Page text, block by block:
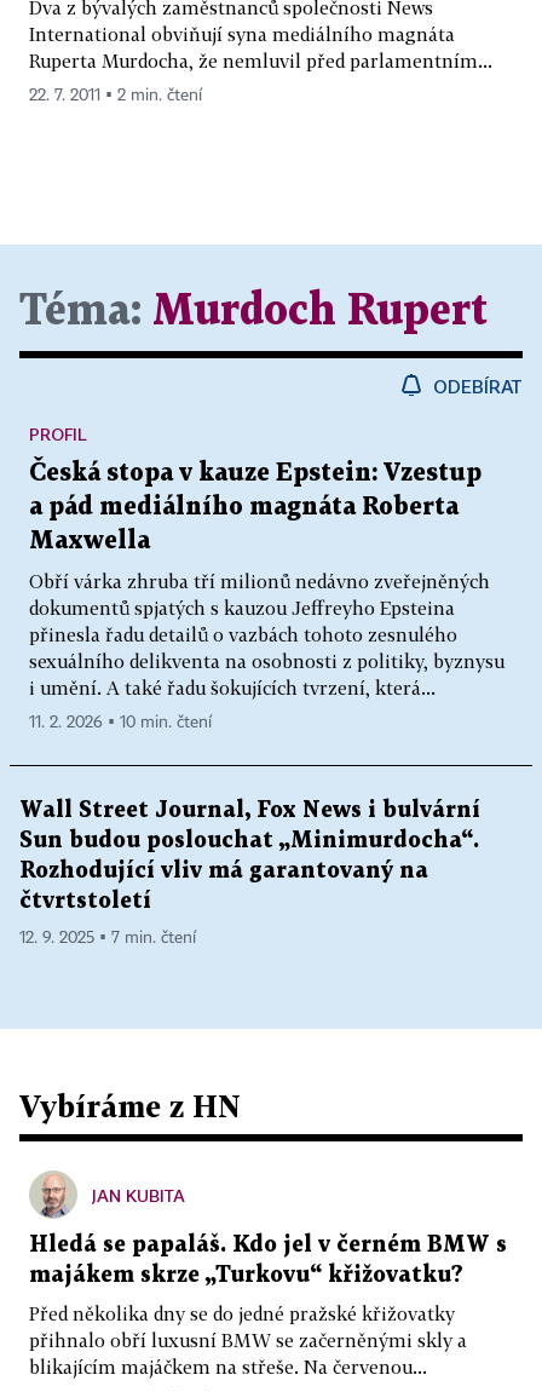
Dva z bývalých zaměstnanců společnosti News
International obviňují syna mediálního magnáta
Ruperta Murdocha, že nemluvil před parlamentním...
22. 7. 2011 ▪ 2 min. čtení
Téma: Murdoch Rupert
ODEBÍRAT
Česká stopa v kauze Epstein: Vzestup
a pád mediálního magnáta Roberta
Maxwella
Obří várka zhruba tří milionů nedávno zveřejněných
dokumentů spjatých s kauzou Jeffreyho Epsteina
přinesla řadu detailů o vazbách tohoto zesnulého
sexuálního delikventa na osobnosti z politiky, byznysu
i umění. A také řadu šokujících tvrzení, která...
PROFIL
11. 2. 2026 ▪ 10 min. čtení
Wall Street Journal, Fox News i bulvární
Sun budou poslouchat „Minimurdocha“.
Rozhodující vliv má garantovaný na
čtvrtstoletí
12. 9. 2025 ▪ 7 min. čtení
Vybíráme z HN
JAN KUBITA
Hledá se papaláš. Kdo jel v černém BMW s
majákem skrze „Turkovu“ křižovatku?
Před několika dny se do jedné pražské křižovatky
přihnalo obří luxusní BMW se začerněnými skly a
blikajícím majáčkem na střeše. Na červenou...